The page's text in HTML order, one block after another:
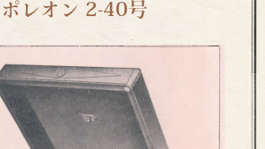
レオン 2-40号